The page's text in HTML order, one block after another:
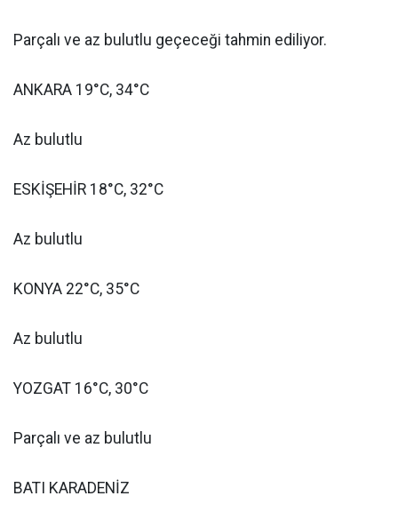
Parçalı ve az bulutlu geçeceği tahmin ediliyor.
ANKARA 19°C, 34°C
Az bulutlu
ESKİŞEHİR 18°C, 32°C
Az bulutlu
KONYA 22°C, 35°C
Az bulutlu
YOZGAT 16°C, 30°C
Parçalı ve az bulutlu
BATI KARADENİZ